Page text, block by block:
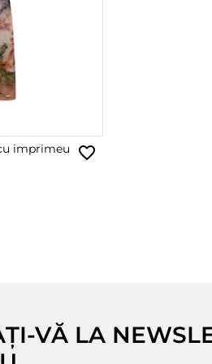
imprimeu
VĂ LA